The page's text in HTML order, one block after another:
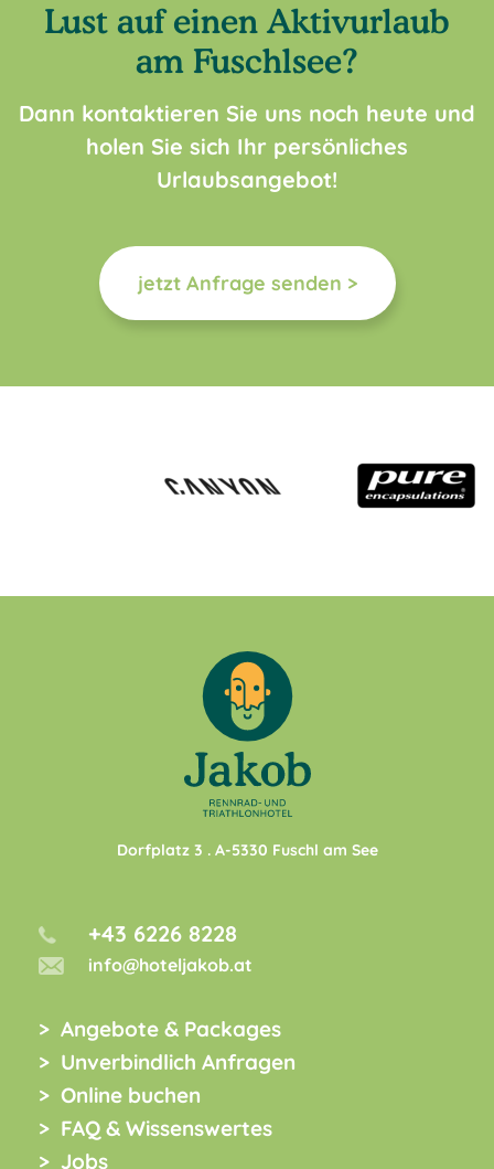
Lust auf einen Aktivurlaub
am Fuschlsee?
Dann kontaktieren Sie uns noch heute und
holen Sie sich Ihr persönliches
Urlaubsangebot!
jetzt Anfrage senden >
Dorfplatz 3 . A-5330 Fuschl am See
+43 6226 8228
info@hoteljakob.at
Angebote & Packages
Unverbindlich Anfragen
Online buchen
FAQ & Wissenswertes
Jobs